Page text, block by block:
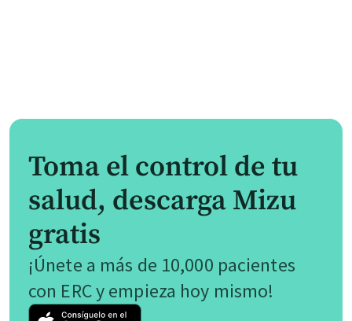
Toma el control de tu
salud, descarga Mizu
gratis
¡Únete a más de 10,000 pacientes
con ERC y empieza hoy mismo!